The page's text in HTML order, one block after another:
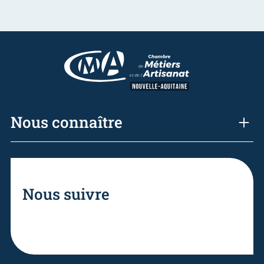
Nous connaître
Nous suivre